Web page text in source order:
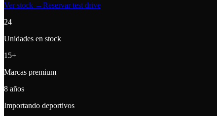
Ver stock →Reservar test drive
24
Unidades en stock
15+
Marcas premium
8 años
Importando deportivos